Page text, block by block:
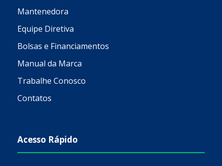
Mantenedora
Equipe Diretiva
Bolsas e Financiamentos
Manual da Marca
Trabalhe Conosco
Contatos
Acesso Rápido